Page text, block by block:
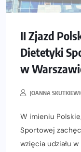
II Zjazd
Dietetyki
w
JOANNA
W imieniu
Sportowej
wzięcia udziału